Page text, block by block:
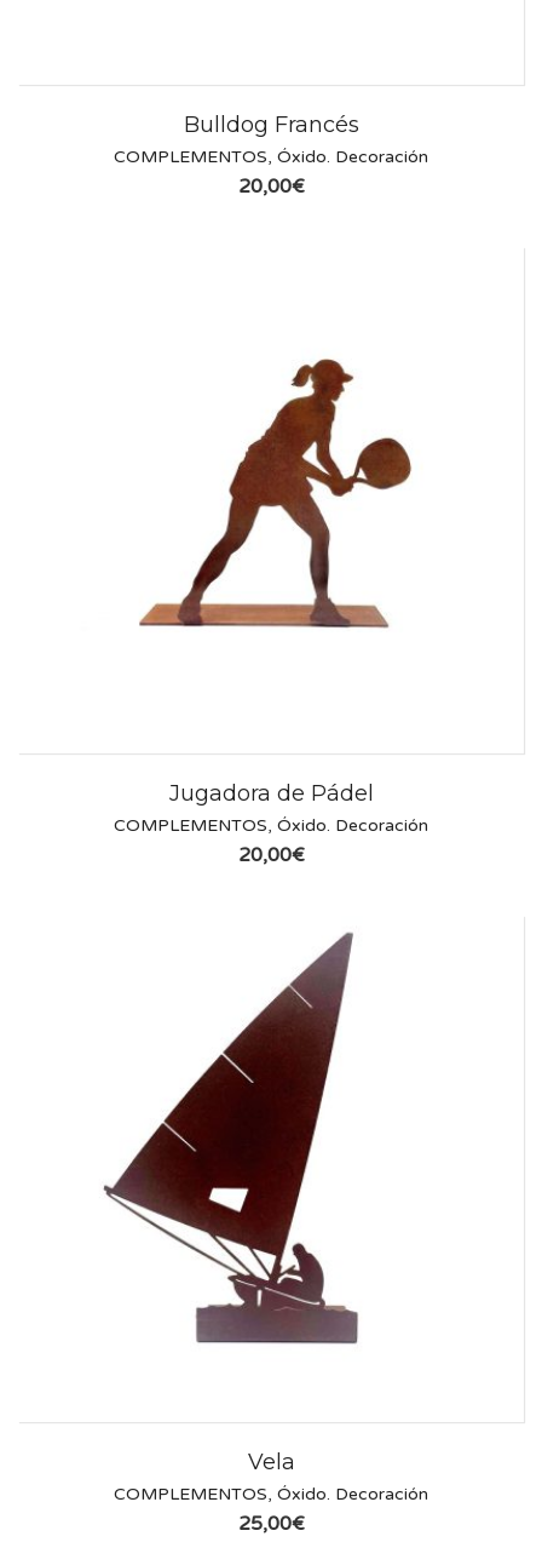
Bulldog Francés
COMPLEMENTOS, Óxido. Decoración
20,00€
Jugadora de Pádel
COMPLEMENTOS, Óxido. Decoración
20,00€
Vela
COMPLEMENTOS, Óxido. Decoración
25,00€